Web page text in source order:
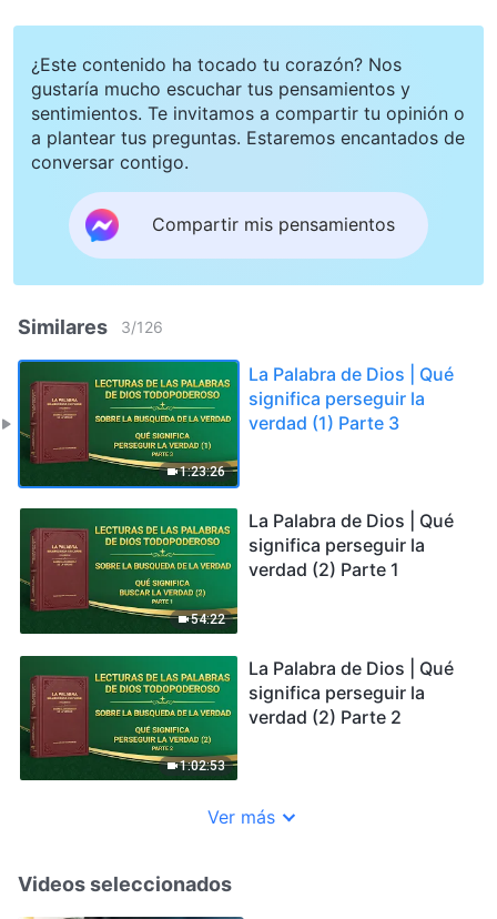
¿Este contenido ha tocado tu corazón? Nos
gustaría mucho escuchar tus pensamientos y
sentimientos. Te invitamos a compartir tu opinión o
a plantear tus preguntas. Estaremos encantados de
conversar contigo.
Compartir mis pensamientos
Similares 3/126
1:23:26
La Palabra de Dios | Qué
significa perseguir la
verdad (1) Parte 3
54:22
La Palabra de Dios | Qué
significa perseguir la
verdad (2) Parte 1
1:02:53
La Palabra de Dios | Qué
significa perseguir la
verdad (2) Parte 2
Ver más
Videos seleccionados